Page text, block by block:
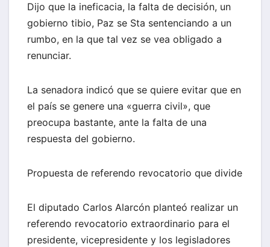
Dijo que la ineficacia, la falta de decisión, un
gobierno tibio, Paz se Sta sentenciando a un
rumbo, en la que tal vez se vea obligado a
renunciar.
La senadora indicó que se quiere evitar que en
el país se genere una «guerra civil», que
preocupa bastante, ante la falta de una
respuesta del gobierno.
Propuesta de referendo revocatorio que divide
El diputado Carlos Alarcón planteó realizar un
referendo revocatorio extraordinario para el
presidente, vicepresidente y los legisladores